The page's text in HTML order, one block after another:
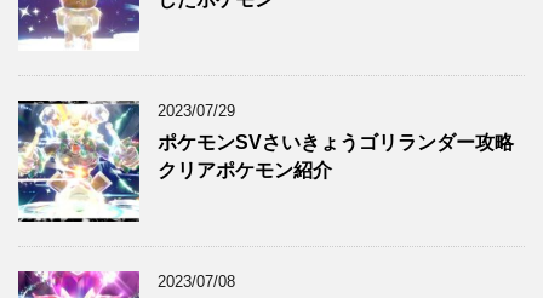
2023/07/29
ポケモンSVさいきょうゴリランダー攻略
クリアポケモン紹介
2023/07/08